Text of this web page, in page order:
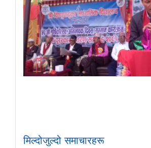
मिल्दोजुल्दो समाचारहरू